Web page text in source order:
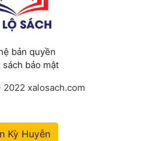
bản quyền
sách bảo mật
xalosach.com
Kỳ Huyễn